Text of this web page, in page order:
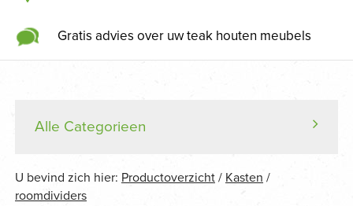
Gratis advies over uw teak houten meubels
Alle Categorieen
U bevind zich hier: Productoverzicht / Kasten /
roomdividers